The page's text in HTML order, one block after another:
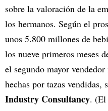
sobre la valoración de la
los hermanos. Según el
unos 5.800 millones de
los nueve primeros meses
el segundo mayor
hechas por tazas vendidas,
Industry Consultancy. (El